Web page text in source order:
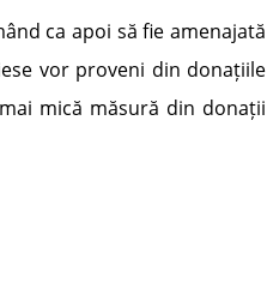
ca apoi să fie amenajată
vor proveni din donațiile
mică măsură din donații